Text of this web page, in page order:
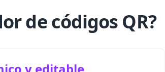
de códigos QR?